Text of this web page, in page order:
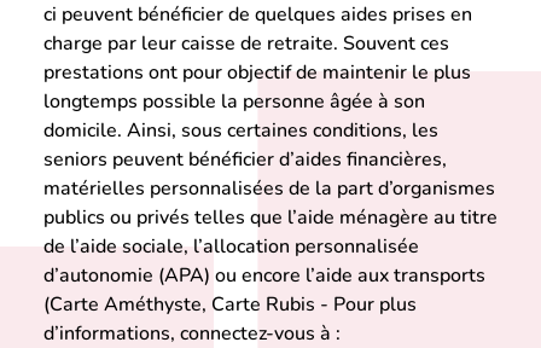
ci peuvent bénéficier de quelques aides prises en
charge par leur caisse de retraite. Souvent ces
prestations ont pour objectif de maintenir le plus
longtemps possible la personne âgée à son
domicile. Ainsi, sous certaines conditions, les
seniors peuvent bénéficier d’aides financières,
matérielles personnalisées de la part d’organismes
publics ou privés telles que l’aide ménagère au titre
de l’aide sociale, l’allocation personnalisée
d’autonomie (APA) ou encore l’aide aux transports
(Carte Améthyste, Carte Rubis - Pour plus
d’informations, connectez-vous à :